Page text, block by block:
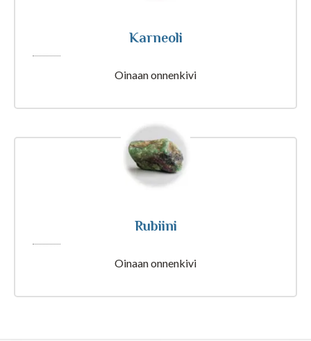
Suomalaiset etunimet
Karneoli
Oinaan onnenkivi
Rubiini
Oinaan onnenkivi